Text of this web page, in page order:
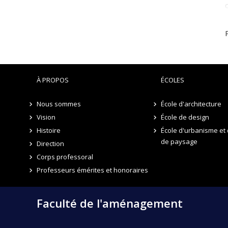
À PROPOS
Nous sommes
Vision
Histoire
Direction
Corps professoral
Professeurs émérites et honoraires
ÉCOLES
École d'architecture
École de design
École d'urbanisme
de paysage
Faculté de l'aménagement